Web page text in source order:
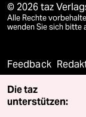
© 2026 taz
Alle Rechte
wenden Sie sich bitte
Feedback
Leitlinie
Die taz
unterstützen: